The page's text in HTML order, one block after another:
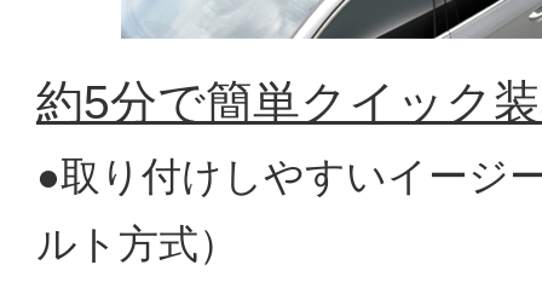
約5分で簡単クイック
●取り付けしやすいイージ
ルト方式）